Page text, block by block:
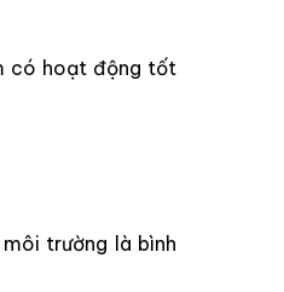
có hoạt động tốt
trường là bình